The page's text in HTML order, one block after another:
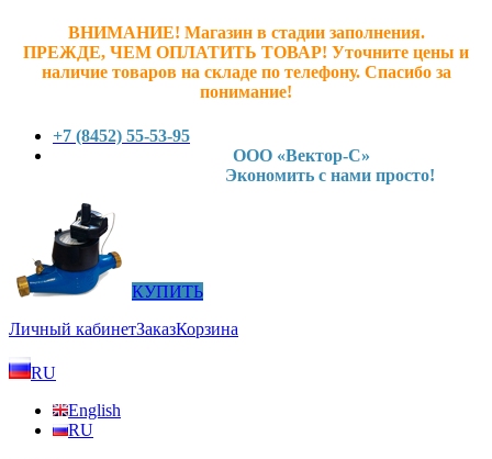
ВНИМАНИЕ! Магазин в стадии заполнения.
ПРЕЖДЕ, ЧЕМ ОПЛАТИТЬ ТОВАР! Уточните цены и
наличие товаров на складе по телефону. Спасибо за
понимание!
+7 (8452) 55-53-95
ООО «Вектор-С»
Экономить с нами просто!
КУПИТЬ
Личный кабинетЗаказКорзина
RU
English
RU